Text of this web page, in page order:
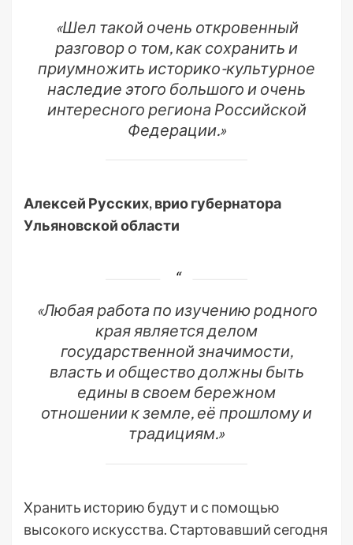
«Шел такой очень откровенный
разговор о том, как сохранить и
приумножить историко-культурное
наследие этого большого и очень
интересного региона Российской
Федерации.»
Алексей Русских, врио губернатора
Ульяновской области
«Любая работа по изучению родного
края является делом
государственной значимости,
власть и общество должны быть
едины в своем бережном
отношении к земле, её прошлому и
традициям.»
Хранить историю будут и с помощью
высокого искусства. Стартовавший сегодня